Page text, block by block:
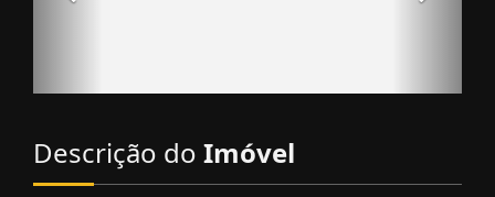
Descrição do Imóvel